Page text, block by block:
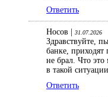
Ответить
Носов | 31.07.2026
Здравствуйте,
банке, приходят
не брал. Что
в такой
Ответить